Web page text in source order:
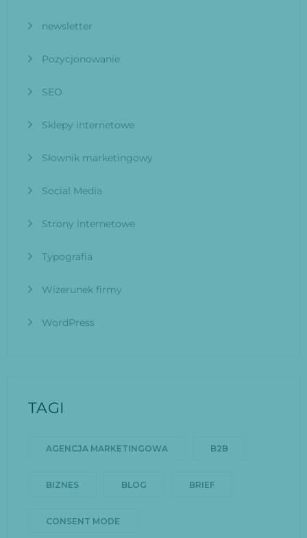
newsletter
Pozycjonowanie
SEO
Sklepy internetowe
Słownik marketingowy
Social Media
Strony internetowe
Typografia
Wizerunek firmy
WordPress
TAGI
AGENCJA MARKETINGOWA B2B
BIZNES BLOG BRIEF
CONSENT MODE